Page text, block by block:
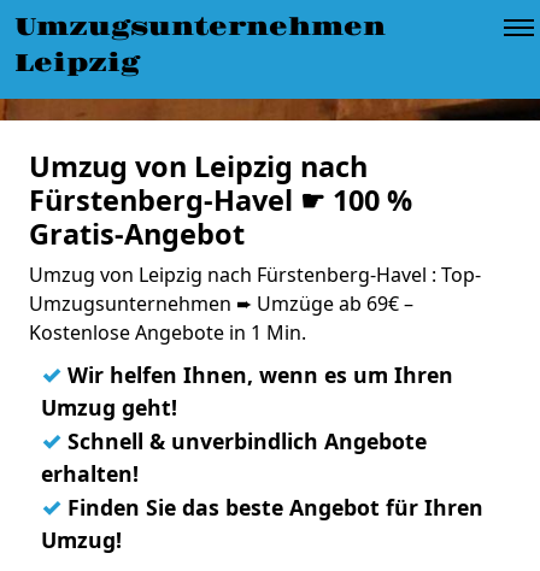
Umzugsunternehmen
Leipzig
Umzug von Leipzig nach
Fürstenberg-Havel ☛ 100 %
Gratis-Angebot
Umzug von Leipzig nach Fürstenberg-Havel : Top-
Umzugsunternehmen ➨ Umzüge ab 69€ –
Kostenlose Angebote in 1 Min.
✓ Wir helfen Ihnen, wenn es um Ihren
Umzug geht!
✓ Schnell & unverbindlich Angebote
erhalten!
✓ Finden Sie das beste Angebot für Ihren
Umzug!